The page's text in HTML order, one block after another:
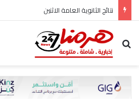
نتائج الثانوية العامة الاثنين
بحث عن